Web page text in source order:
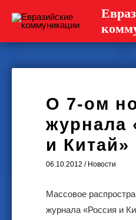
О 7-ом
журнала
и Китай»
06.10.2012 / Новости
Массовое
журнала «Россия и